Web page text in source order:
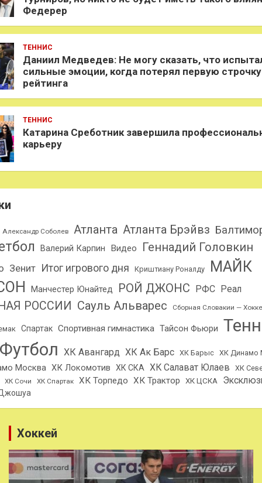
Федерер
ТЕННИС
Даниил Медведев: Не могу сказать, что
сильные эмоции, когда потерял первую строчку
рейтинга
ТЕННИС
Катарина Среботник завершила
карьеру
Александр Соболев Атланта Атланта Брэйвз
Валерий Карпин Видео Геннадий Головкин
Зенит Итог игрового дня Криштиану Роналду
МАЙК
Манчестер Юнайтед РОЙ ДЖОНС РФС Реал
РОССИИ Сауль Альварес Сборная Словакии —
Спартак Спортивная гимнастика Тайсон Фьюри
Футбол ХК Авангард ХК Ак Барс ХК Барыс ХК Динамо
Москва ХК Локомотив ХК СКА ХК Салават Юлаев ХК
ХК Сочи ХК Спартак ХК Торпедо ХК Трактор ХК ЦСКА
Хоккей